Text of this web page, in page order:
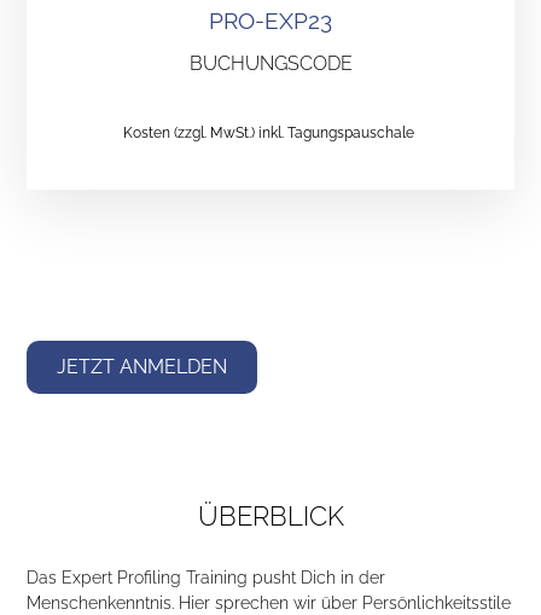
PRO-EXP23
BUCHUNGSCODE
Kosten (zzgl. MwSt.) inkl. Tagungspauschale
JETZT ANMELDEN
ÜBERBLICK
Das Expert Profiling Training pusht Dich in der
Menschenkenntnis. Hier sprechen wir über Persönlichkeitsstile